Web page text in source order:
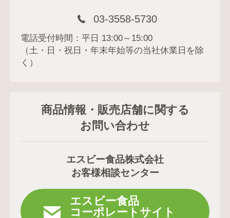
03-3558-5730
電話受付時間：平日 13:00～15:00
（土・日・祝日・年末年始等の当社休業日を除
く）
商品情報・販売店舗に関する
お問い合わせ
エスビー食品株式会社
お客様相談センター
エスビー食品
コーポレートサイト